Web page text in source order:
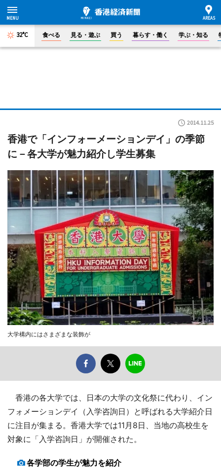
32°C 食べる 見る・遊ぶ 買う 暮らす・働く 学ぶ・知る
2014.11.25
香港で「インフォーメーションデイ」の季節
に－各大学が魅力紹介し学生募集
大学構内にはさまざまな装飾が
香港の各大学では、日本の大学の文化祭に代わり、イン
フォメーションデイ（入学咨詢日）と呼ばれる大学紹介日
に注目が集まる。香港大学では11月8日、当地の高校生を
対象に「入学咨詢日」が開催された。
各学部の学生が魅力を紹介